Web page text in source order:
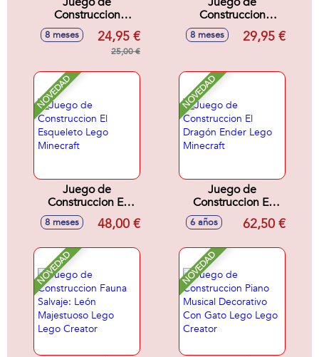
Construccion
Ataque Del Jinete
Avícola En El
Desierto Lego
8 meses 24,95 €
25,00 €
Construccion
Aventura De La
Primera Noche
8 meses 29,95 €
NOVEDAD
Juego de
Construccion El
Esqueleto Lego
Minecraft
8 meses 48,00 €
NOVEDAD
Juego de
Construccion El
Dragón Ender Lego
Minecraft
6 años 62,50 €
NOVEDAD NOVEDAD